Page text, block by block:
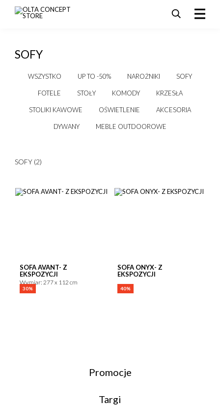
SALE
AKTUALNOŚCI I PROMOCJE
REALIZACJE
HIDDEN LABEL
HIDDEN LABEL
HIDDEN LABEL
HIDDEN LABEL
HIDDEN LABEL
HIDDEN LABEL
HIDDEN LABEL
HIDDEN LABEL
HIDDEN LABEL
HIDDEN LABEL
HIDDEN LABEL
SOFY
WSZYSTKO UP TO -50% NAROŻNIKI SOFY
FOTELE STOŁY KOMODY KRZESŁA
STOLIKI KAWOWE OŚWIETLENIE AKCESORIA
DYWANY MEBLE OUTDOOROWE
SOFY (2)
30%
SOFA AVANT- Z
EKSPOZYCJI
Wymiar: 277 x 112 cm
40%
SOFA ONYX- Z
EKSPOZYCJI
Promocje
Targi